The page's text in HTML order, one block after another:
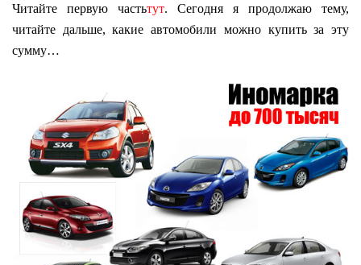
Читайте первую частьтут. Сегодня я продолжаю тему,
читайте дальше, какие автомобили можно купить за эту
сумму…